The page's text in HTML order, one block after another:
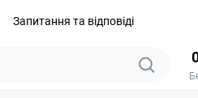
Запитання та відповіді